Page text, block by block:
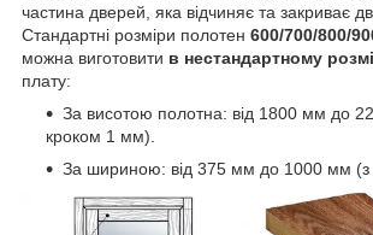
частина дверей, яка відчиняє та закриває
Стандартні розміри полотен 600/700/800/
можна виготовити в нестандартному
плату:
За висотою полотна: від 1800 мм до
кроком 1 мм).
За шириною: від 375 мм до 1000 мм (з